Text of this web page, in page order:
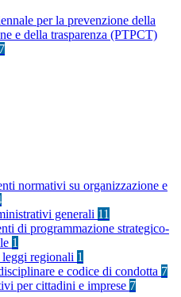
per la prevenzione della
e della trasparenza (PTPCT)
normativi su organizzazione e
generali 11
di programmazione strategico-
1
leggi regionali 1
e codice di condotta 7
per cittadini e imprese 7